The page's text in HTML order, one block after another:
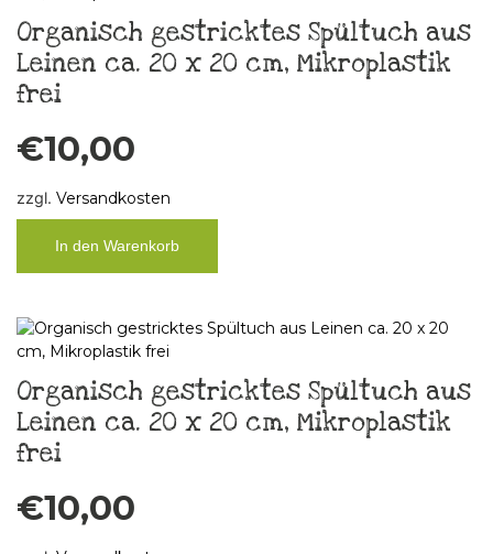
Organisch gestricktes Spültuch aus
Leinen ca. 20 x 20 cm, Mikroplastik
frei
€10,00
zzgl. Versandkosten
In den Warenkorb
Organisch gestricktes Spültuch aus
Leinen ca. 20 x 20 cm, Mikroplastik
frei
€10,00